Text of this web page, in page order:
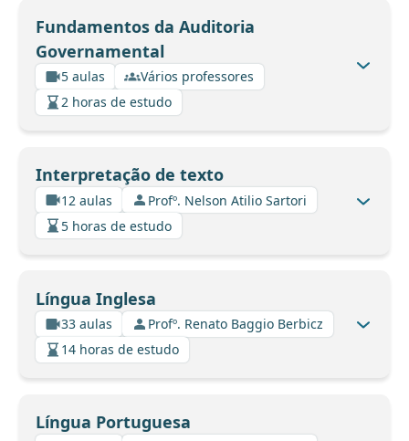
Fundamentos da Auditoria
Governamental
5 aulas
Vários professores
2 horas de estudo
Interpretação de texto
12 aulas
Profº. Nelson Atilio Sartori
5 horas de estudo
Língua Inglesa
33 aulas
Profº. Renato Baggio Berbicz
14 horas de estudo
Língua Portuguesa